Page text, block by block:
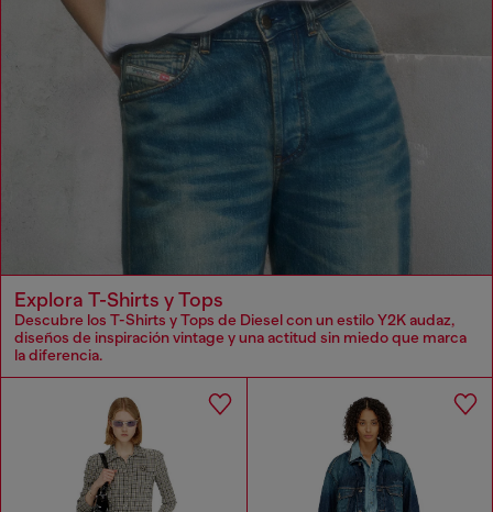
Explora T-Shirts y Tops
Descubre los T-Shirts y Tops de Diesel con un estilo Y2K audaz,
diseños de inspiración vintage y una actitud sin miedo que marca
la diferencia.